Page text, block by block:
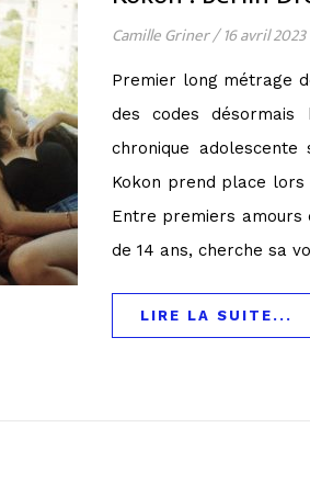
Camille Griner/ 16 avril 2023
Premier long métrage
des codes
chronique
Kokon prend place lors
Entre premiers amours
de 14 ans, cherche sa
LIRE LA SUITE...